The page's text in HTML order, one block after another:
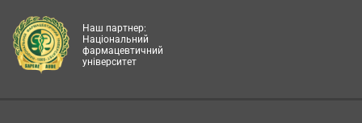
Наш партнер:
Національний
фармацевтичний
університет